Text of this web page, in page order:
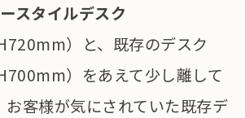
スタイルデスク
）と、既存のデスク
）をあえて少し離して
お客様が気にされていた既存デ